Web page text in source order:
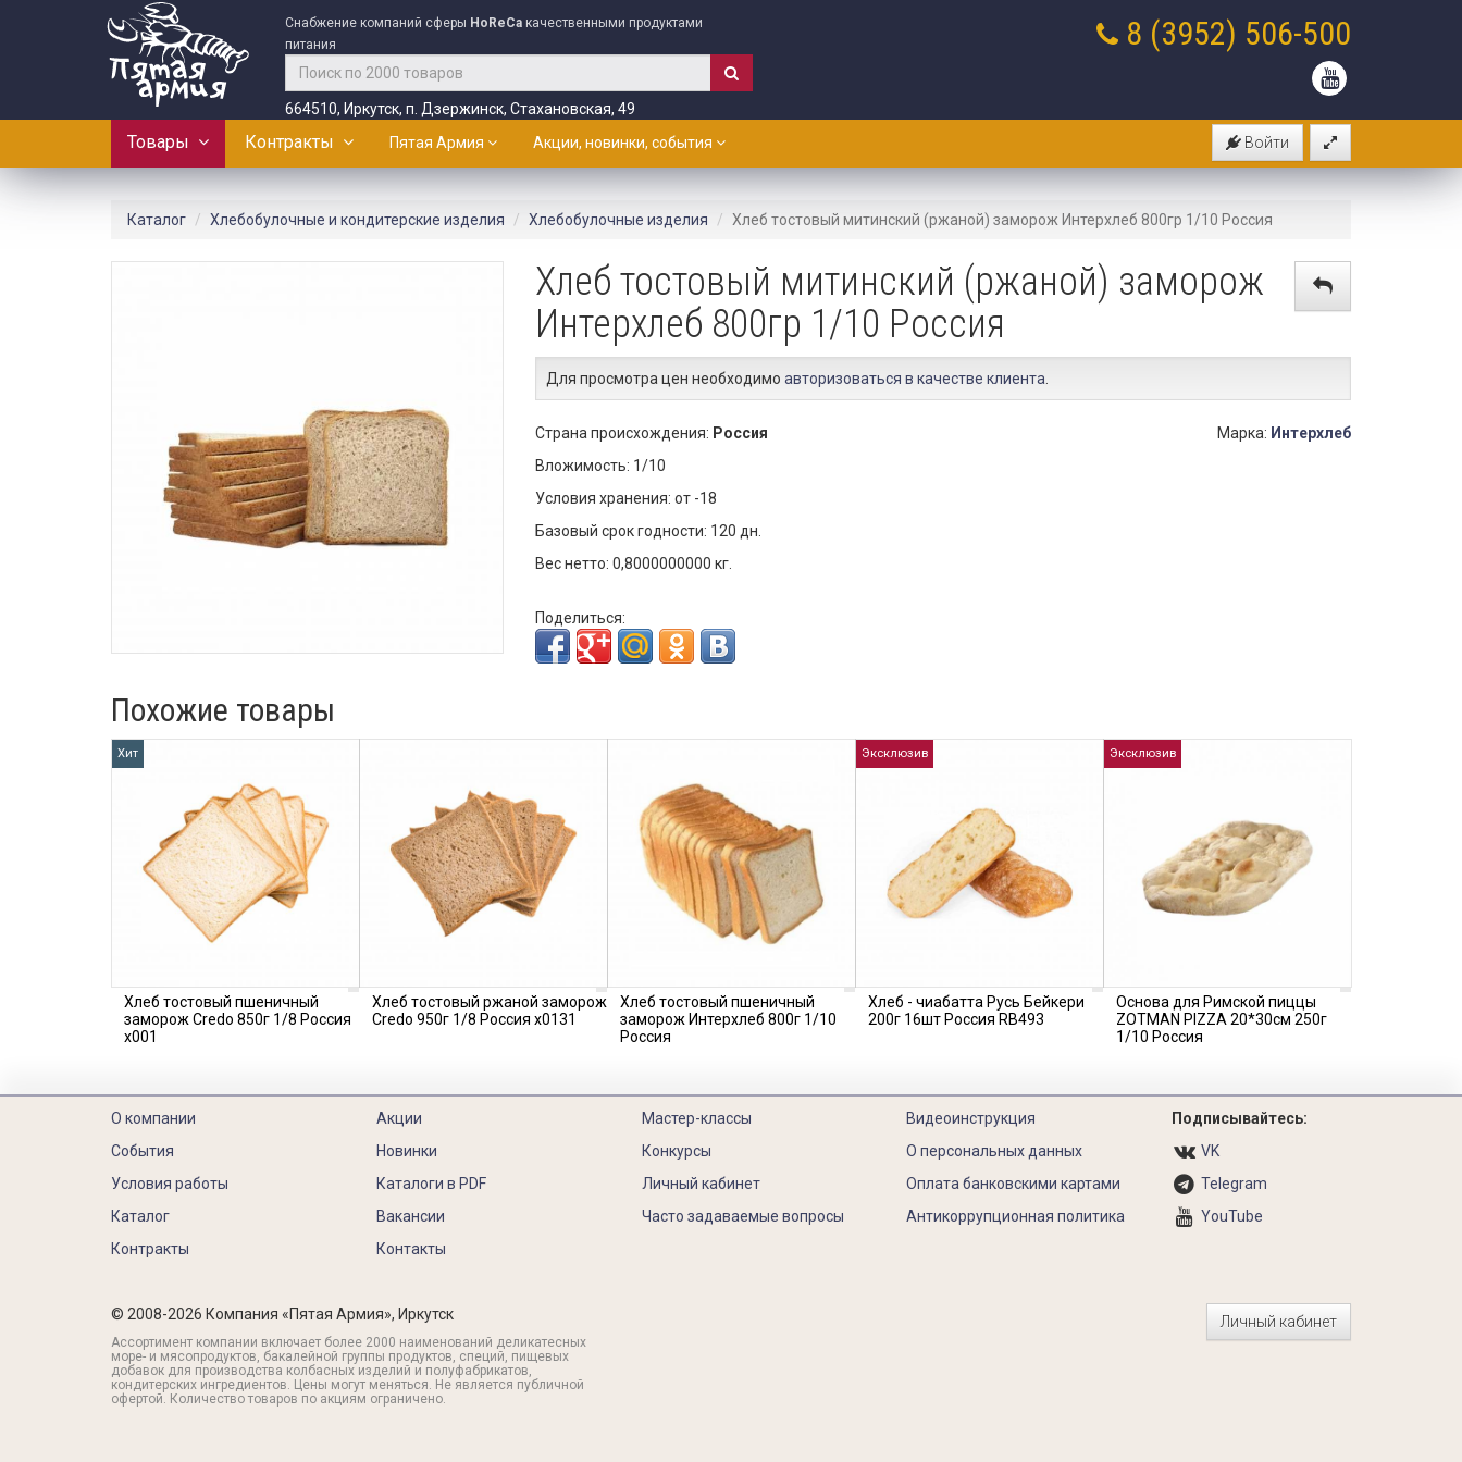
Снабжение компаний сферы HoReCa качественными продуктами
питания
664510, Иркутск, п. Дзержинск, Стахановская, 49
8 (3952) 506-500
Войти
Товары Контракты Пятая Армия Акции, новинки, события
Каталог Хлебобулочные и кондитерские изделия Хлебобулочные изделия Хлеб тостовый митинский (ржаной) заморож Интерхлеб 800гр 1/10 Россия
Хлеб тостовый митинский (ржаной) заморож
Интерхлеб 800гр 1/10 Россия
Для просмотра цен необходимо авторизоваться в качестве клиента
Страна происхождения: Россия
Вложимость: 1/10
Условия хранения: от -18
Базовый срок годности: 120 дн.
Вес нетто: 0,8000000000 кг.
Марка: Интерхлеб
Поделиться:
Похожие товары
Хит
Хлеб тостовый пшеничный
заморож Credo 850г 1/8 Россия
х001
Хлеб тостовый ржаной заморож
Credo 950г 1/8 Россия х0131
Хлеб тостовый пшеничный
заморож Интерхлеб 800г 1/10
Россия
Эксклюзив
Хлеб - чиабатта Русь Бейкери
200г 16шт Россия RB493
Эксклюзив
Основа для Римской пиццы
ZOTMAN PIZZA 20*30см 250г
1/10 Россия
О компании
События
Условия работы
Каталог
Контракты
Акции
Новинки
Каталоги в PDF
Вакансии
Контакты
Мастер-классы
Конкурсы
Личный кабинет
Часто задаваемые вопросы
Видеоинструкция
О персональных данных
Оплата банковскими картами
Антикоррупционная политика
Подписывайтесь:
VK
Telegram
YouTube
© 2008-2026 Компания «Пятая Армия», Иркутск
Ассортимент компании включает более 2000 наименований деликатесных
море- и мясопродуктов, бакалейной группы продуктов, специй, пищевых
добавок для производства колбасных изделий и полуфабрикатов,
кондитерских ингредиентов. Цены могут меняться. Не является публичной
офертой. Количество товаров по акциям ограничено.
Личный кабинет